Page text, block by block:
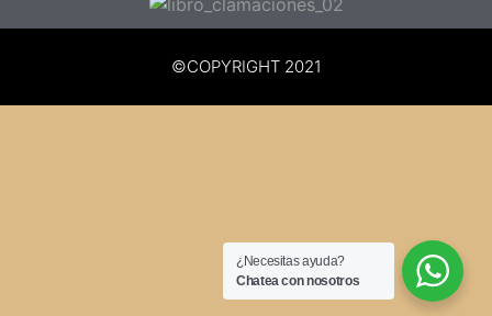
©COPYRIGHT 2021
¿Necesitas ayuda?
Chatea con nosotros